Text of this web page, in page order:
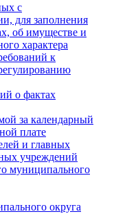
с
для заполнения
об имуществе и
характера
к
о фактах
за календарный
плате
и главных
учреждений
муниципального
округа